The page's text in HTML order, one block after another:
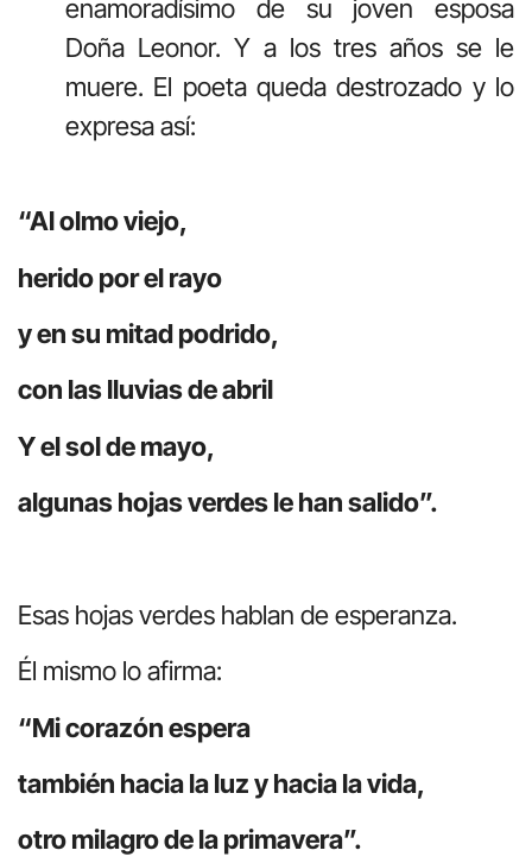
enamoradísimo de su joven esposa
Doña Leonor. Y a los tres años se le
muere. El poeta queda destrozado y lo
expresa así:
“Al olmo viejo,
herido por el rayo
y en su mitad podrido,
con las lluvias de abril
Y el sol de mayo,
algunas hojas verdes le han salido”.
Esas hojas verdes hablan de esperanza.
Él mismo lo afirma:
“Mi corazón espera
también hacia la luz y hacia la vida,
otro milagro de la primavera”.